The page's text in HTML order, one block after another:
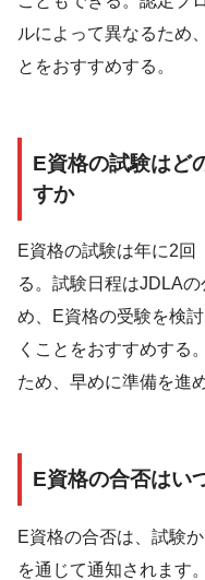
ルによって異なるため
とをおすすめする。
E資格の試験はど
すか
E資格の試験は年に2回
る。試験日程はJDLA
め、E資格の受験を検
くことをおすすめする
ため、早めに準備を進
E資格の合否はい
E資格の合否は、試験
を通じて通知されます